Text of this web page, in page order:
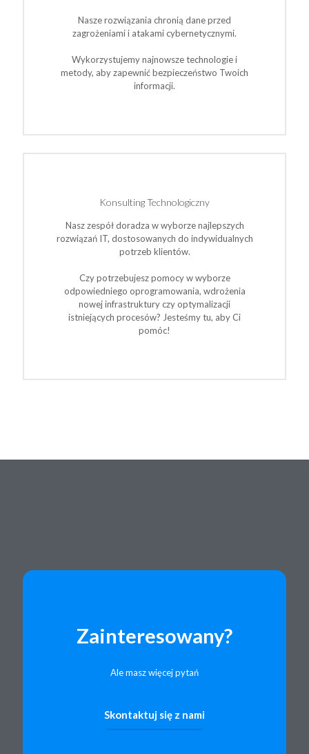
Nasze rozwiązania chronią dane przed
zagrożeniami i atakami cybernetycznymi.
Wykorzystujemy najnowsze technologie i
metody, aby zapewnić bezpieczeństwo Twoich
informacji.
Konsulting Technologiczny
Nasz zespół doradza w wyborze najlepszych
rozwiązań IT, dostosowanych do indywidualnych
potrzeb klientów.
Czy potrzebujesz pomocy w wyborze
odpowiedniego oprogramowania, wdrożenia
nowej infrastruktury czy optymalizacji
istniejących procesów? Jesteśmy tu, aby Ci
pomóc!
Zainteresowany?
Ale masz więcej pytań
Skontaktuj się z nami